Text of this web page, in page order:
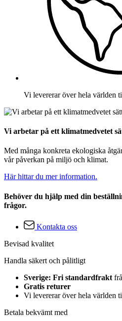
Vi levererar över hela världen
Vi arbetar på ett klimatmedvetet
Med många konkreta ekologiska
vår påverkan på miljö och klimat.
Här hittar du mer information.
Behöver du hjälp med din
frågor.
Kontakta oss
Bevisad kvalitet
Handla säkert och pålitligt
Sverige: Fri standardfrakt
Gratis returer
Vi levererar över hela världen
Betala bekvämt med